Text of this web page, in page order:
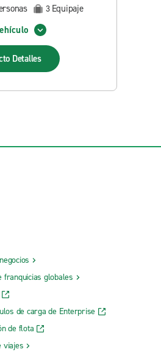
3 Equipaje
Detalles
franquicias globales
de carga de Enterprise
de flota
viajes